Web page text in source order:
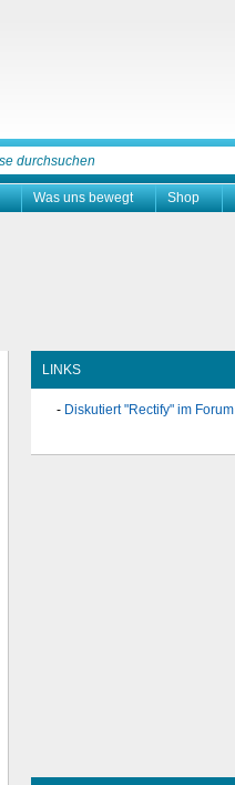
Was uns bewegt Shop
LINKS
Diskutiert "Rectify" im Forum